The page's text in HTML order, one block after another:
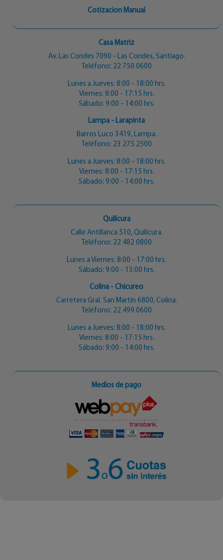
Cotizacion Manual
Casa Matriz
Av. Las Condes 7090 - Las Condes, Santiago.
Teléfono: 22 750 0600
Lunes a Jueves: 8:00 - 18:00 hrs.
Viernes: 8:00 - 17:15 hrs.
Sábado: 9:00 - 14:00 hrs.
Lampa - Larapinta
Barros Luco 3419, Lampa.
Teléfono: 23 275 2500
Lunes a Jueves: 8:00 - 18:00 hrs.
Viernes: 8:00 - 17:15 hrs.
Sábado: 9:00 - 14:00 hrs.
Quilicura
Calle Antillanca 510, Quilicura.
Teléfono: 22 482 0800
Lunes a Viernes: 8:00 - 17:00 hrs.
Sábado: 9:00 - 13:00 hrs.
Colina - Chicureo
Carretera Gral. San Martín 6800, Colina.
Teléfono: 22 499 0600
Lunes a Jueves: 8:00 - 18:00 hrs.
Viernes: 8:00 - 17:15 hrs.
Sábado: 9:00 - 14:00 hrs.
Medios de pago